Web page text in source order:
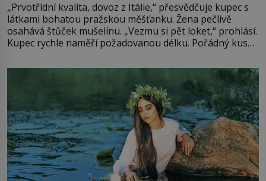
„Prvotřídní kvalita, dovoz z Itálie,“ přesvědčuje kupec s
látkami bohatou pražskou měšťanku. Žena pečlivě
osahává štůček mušelínu. „Vezmu si pět loket,“ prohlásí.
Kupec rychle naměří požadovanou délku. Pořádný kus
milostpaní. Stačí jenom na sukni,“ zhodnotí švadlena
množství růžového mušelínu. „Ošidili vás, podívejte.“